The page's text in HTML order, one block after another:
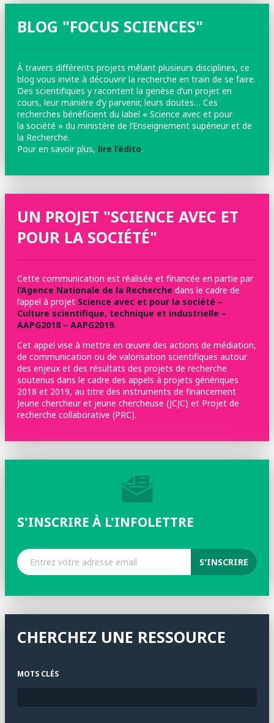
BLOG "FOCUS SCIENCES"
À travers différents projets mêlant plusieurs disciplines, ce
blog vous invite à découvrir la recherche en train de se faire.
Des scientifiques y racontent la genèse d’un projet en
cours, leur manière d’y parvenir, leurs doutes… Ces
recherches bénéficient du label « Science avec et pour
la société » du ministère de l’Enseignement supérieur et de
la Recherche.
Pour en savoir plus, lire l’édito.
UN PROJET "SCIENCE AVEC ET
POUR LA SOCIÉTÉ"
Cette communication est réalisée et financée en partie par
l’Agence Nationale de la Recherche dans le cadre de
l’appel à projet Science avec et pour la société –
Culture scientifique, technique et industrielle –
AAPG2018 – AAPG2019.
Cet appel vise à mettre en œuvre des actions de médiation,
de communication ou de valorisation scientifiques autour
des enjeux et des résultats des projets de recherche
soutenus dans le cadre des appels à projets génériques
2018 et 2019, au titre des instruments de financement
Jeune chercheur et jeune chercheuse (JCJC) et Projet de
recherche collaborative (PRC).
S'INSCRIRE À L'INFOLETTRE
CHERCHEZ UNE RESSOURCE
MOTS CLÉS